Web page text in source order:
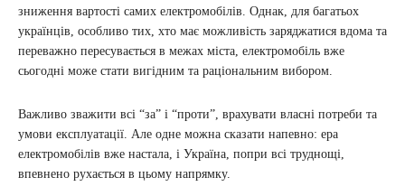
зниження вартості самих електромобілів. Однак, для багатьох
українців, особливо тих, хто має можливість заряджатися вдома та
переважно пересувається в межах міста, електромобіль вже
сьогодні може стати вигідним та раціональним вибором.
Важливо зважити всі “за” і “проти”, врахувати власні потреби та
умови експлуатації. Але одне можна сказати напевно: ера
електромобілів вже настала, і Україна, попри всі труднощі,
впевнено рухається в цьому напрямку.